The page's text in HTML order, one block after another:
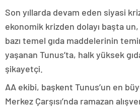
Son yıllarda devam eden siyasi
ekonomik krizden dolayı başta
bazı temel gıda maddelerinin
yaşanan Tunus’ta, halk yüksek
şikayetçi.
AA ekibi, başkent Tunus’un en
Merkez Çarşısı’nda ramazan